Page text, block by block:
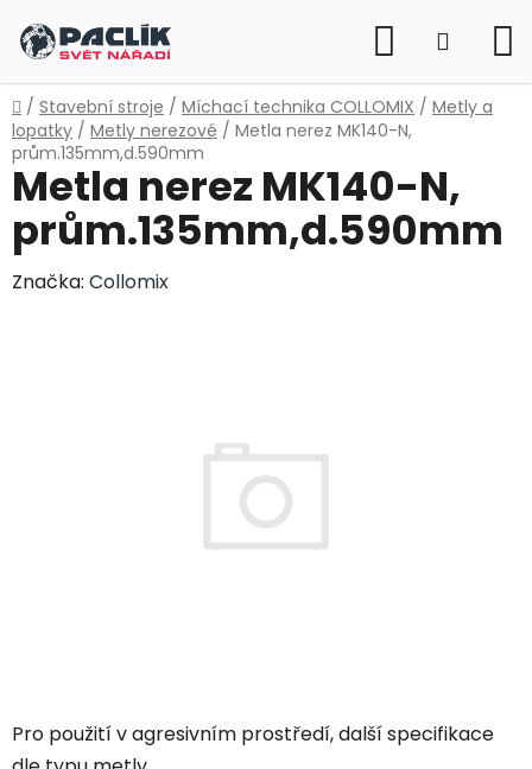
na
obsah
Hledat
KOŠÍK
Domů
/ Stavební stroje / Míchací technika COLLOMIX / Metly a
lopatky / Metly nerezové / Metla nerez MK140-N,
prům.135mm,d.590mm
Pro použití v agresivním prostředí, další specifikace
Metla nerez MK140-N,
prům.135mm,d.590mm
Značka: Collomix